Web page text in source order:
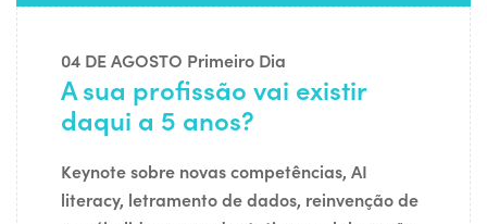
04 DE AGOSTO Primeiro Dia
A sua profissão vai existir
daqui a 5 anos?
Keynote sobre novas competências, AI
literacy, letramento de dados, reinvenção de